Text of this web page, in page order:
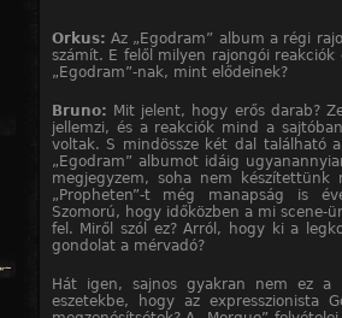
Orkus: Az „Egodram” album a régi
számít. E felől milyen rajongói
„Egodram”-nak, mint elődeinek?
Bruno: Mit jelent, hogy erős darab?
jellemzi, és a reakciók mind a
voltak. S mindössze két dal található
„Egodram” albumot idáig
megjegyzem, soha nem
„Propheten”-t még manapság is
Szomorú, hogy időközben a mi scene-
fel. Miről szól ez? Arról, hogy ki a
gondolat a mérvadó?
Hát igen, sajnos gyakran nem ez a
eszetekbe, hogy az expresszionista